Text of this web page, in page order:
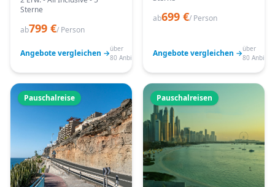
Sterne
ab799 €/ Person
Angebote vergleichen →über
80 Anbieter
ab699 €/ Person
Angebote vergleichen →über
80
Pauschalreise Pauschalreisen